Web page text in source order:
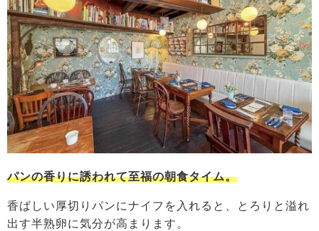
パンの香りに誘われて至福の朝食タイム。
香ばしい厚切りパンにナイフを入れると、とろりと溢れ
出す半熟卵に気分が高まります。